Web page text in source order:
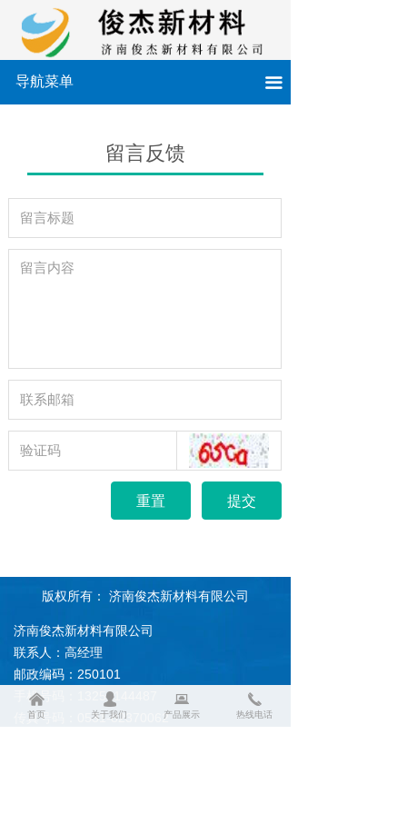
끀
导航菜单
留言反馈
提交
重置
济南俊杰新材料有限公司
联系人：高经理
邮政编码：250101
手机号码：13256144487
传真号码：0531-82370062
版权所有： 济南俊杰新材料有限公司
낀
首页
넙
关于我们
뀵
产品展示
끅
热线电话